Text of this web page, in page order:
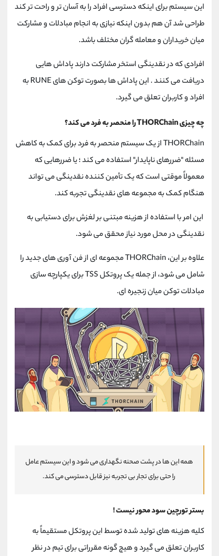
این سیستم برای اینکه دسترسی افراد را به آسان تر و راحت تر کند
طراحی شد آن هم بدون اینکه نیازی به انجام مبادلات و مشارکت
میان خریداران و معامله گران مختلف باشد.
افرادی که در نقدینگی استخر مشارکت دارند پاداش هایی
دریافت می کنند . این پاداش ها بصورت توکن های RUNE به
افراد و کاربران تعلق می گیرد.
چه چیزی THORChain را منحصر به فرد می کند؟
THORChain از یک سیستم منحصر به فرد برای کمک به کاهش
مسئله "ضررهای ناپایدار" استفاده می کند ؛ یا ضررهایی که
معمولاً موقتی است که یک تأمین کننده نقدینگی می تواند
هنگام کمک به مجموعه های نقدینگی تجربه کند.
این امر با استفاده از هزینه مبتنی بر لغزش برای دستیابی به
نقدینگی در محل مورد نیاز محقق می شود.
علاوه بر این، THORChain مجموعه ای از فن آوری های جدید را
شامل می شود، از جمله یک پروتکل TSS برای یکپارچه سازی
مبادلات توکن میان زنجیره ای.
همه این ها در پشت صحنه نگهداری می شود و این سیستم عامل
را حتی برای تجار بی تجربه نیز قابل دسترسی می کند.
بستر تورچین سود محور نیست !
کلیه هزینه های تولید شده توسط این پروتکل مستقیماً به
کاربران تعلق می گیرد و هیچ گونه مقرراتی برای تیم در نظر